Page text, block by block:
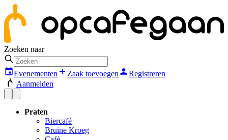
Zoeken naar
Evenementen Zaak toevoegen
Registreren
Aanmelden
Praten
Biercafé
Bruine Kroeg